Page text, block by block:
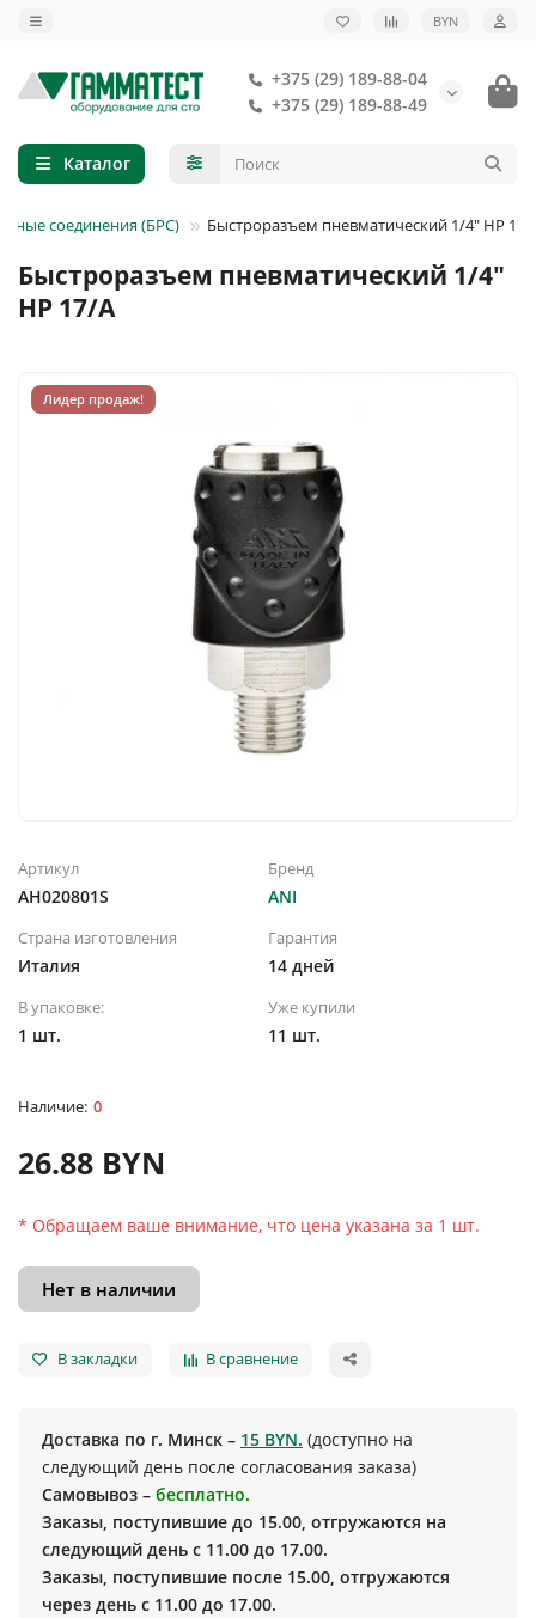
BYN
+375 (29) 189-88-04
+375 (29) 189-88-49
Каталог
соединения (БРС) Быстроразъем пневматический 1/4" НP 17/
Быстроразъем пневматический 1/4"
НP 17/A
Лидер продаж!
Артикул
AH020801S
Бренд
ANI
Страна изготовления
Италия
Гарантия
14 дней
В упаковке:
1 шт.
Уже купили
11 шт.
0
26.88 BYN
* Обращаем ваше внимание, что цена указана за 1 шт.
Нет в наличии
В закладки В сравнение
Доставка по г. Минск – 15 BYN. (доступно на
следующий день после согласования заказа)
Самовывоз – бесплатно.
Заказы, поступившие до 15.00, отгружаются на
следующий день с 11.00 до 17.00.
Заказы, поступившие после 15.00, отгружаются
через день с 11.00 до 17.00.